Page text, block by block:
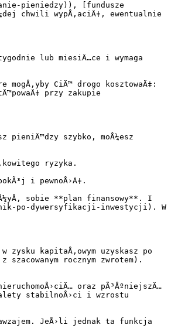
pieniedzy)), [fundusze
chwili wypÅ‚aciÄ‡, ewentualnie
lub miesiÄ…ce i wymaga
CiÄ™ drogo kosztowaÄ‡:
przy zakupie
szybko, moÅ¼esz
ryzyka.
i pewnoÅ›Ä‡.
sobie **plan finansowy**. I
po-dywersyfikacji-inwestycji). W
kapitaÅ‚owym uzyskasz po
rocznym zwrotem).
oraz pÃ³ÅºniejszÄ…
stabilnoÅ›ci i wzrostu
JeÅ›li jednak ta funkcja